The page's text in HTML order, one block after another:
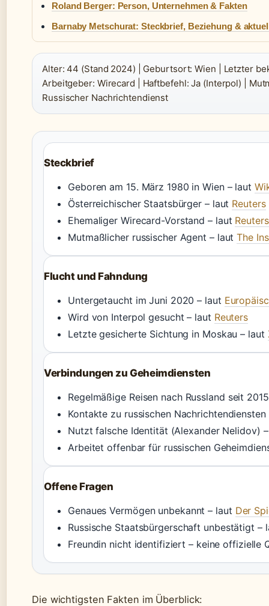
Roland Berger: Person, Unternehmen & Fakten
Barnaby Metschurat: Steckbrief, Beziehung &
Alter: 44 (Stand 2024) | Geburtsort: Wien | Letzter
Arbeitgeber: Wirecard | Haftbefehl: Ja (Interpol) |
Russischer Nachrichtendienst
Steckbrief
Geboren am 15. März 1980 in Wien – laut
Österreichischer Staatsbürger – laut Reuters
Ehemaliger Wirecard-Vorstand – laut Reuters
Mutmaßlicher russischer Agent – lautThe
Flucht und Fahndung
Untergetaucht im Juni 2020 – laut
Wird von Interpol gesucht – laut Reuters
Letzte gesicherte Sichtung in Moskau – laut
Verbindungen zu Geheimdiensten
Regelmäßige Reisen nach Russland seit
Kontakte zu russischen
Nutzt falsche Identität (Alexander Nelidov)
Arbeitet offenbar für russischen
Offene Fragen
Genaues Vermögen unbekannt – laut Der
Russische Staatsbürgerschaft unbestätigt –
Freundin nicht identifiziert – keine offizielle
Die wichtigsten Fakten im Überblick: